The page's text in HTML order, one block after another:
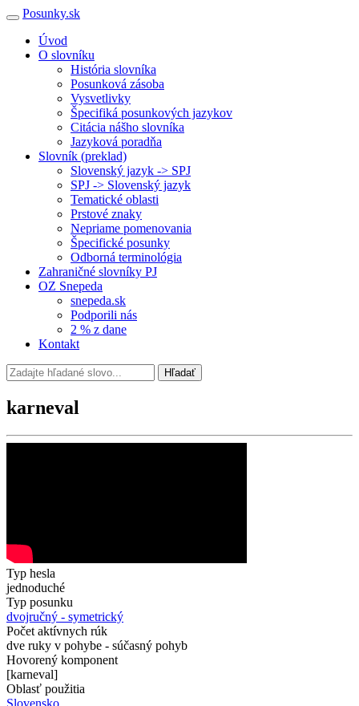
Posunky.sk
Úvod
O slovníku
História slovníka
Posunková zásoba
Vysvetlivky
Špecifiká posunkových jazykov
Citácia nášho slovníka
Jazyková poradňa
Slovník (preklad)
Slovenský jazyk -> SPJ
SPJ -> Slovenský jazyk
Tematické oblasti
Prstové znaky
Nepriame pomenovania
Špecifické posunky
Odborná terminológia
Zahraničné slovníky PJ
OZ Snepeda
snepeda.sk
Podporili nás
2 % z dane
Kontakt
Hľadať
karneval
Typ hesla
jednoduché
Typ posunku
dvojručný - symetrický
Počet aktívnych rúk
dve ruky v pohybe - súčasný pohyb
Hovorený komponent
[karneval]
Oblasť použitia
Slovensko